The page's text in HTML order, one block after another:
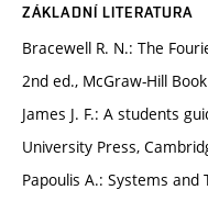
ZÁKLADNÍ LITERATURA
Bracewell R. N.: The
2nd ed., McGraw-Hill
James J. F.: A students
University Press,
Papoulis A.: Systems